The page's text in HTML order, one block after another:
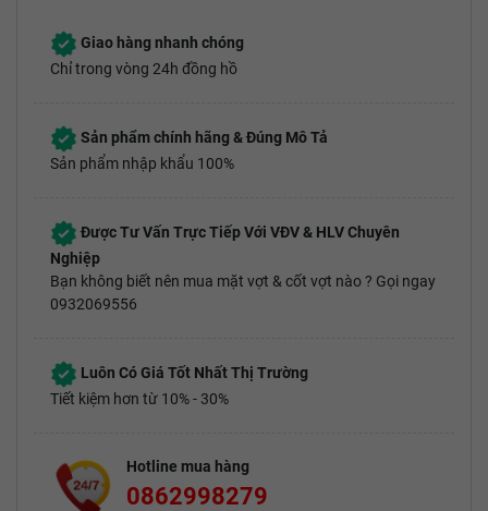
Giao hàng nhanh chóng
Chỉ trong vòng 24h đồng hồ
Sản phẩm chính hãng & Đúng Mô Tả
Sản phẩm nhập khẩu 100%
Được Tư Vấn Trực Tiếp Với VĐV & HLV Chuyên
Nghiệp
Bạn không biết nên mua mặt vợt & cốt vợt nào ? Gọi ngay
0932069556
Luôn Có Giá Tốt Nhất Thị Trường
Tiết kiệm hơn từ 10% - 30%
Hotline mua hàng
0862998279